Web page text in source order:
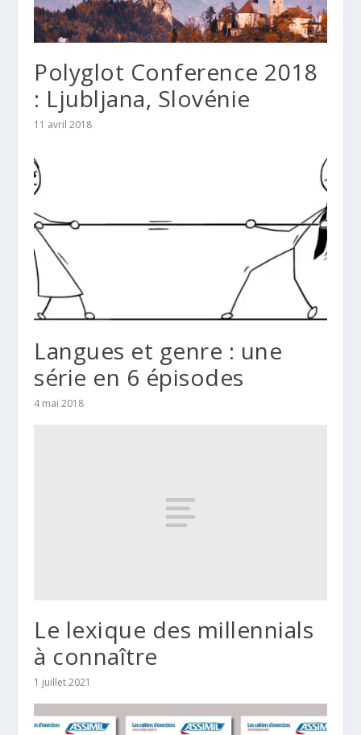
Polyglot Conference 2018
: Ljubljana, Slovénie
11 avril 2018
Langues et genre : une
série en 6 épisodes
4 mai 2018
Le lexique des millennials
à connaître
1 juillet 2021